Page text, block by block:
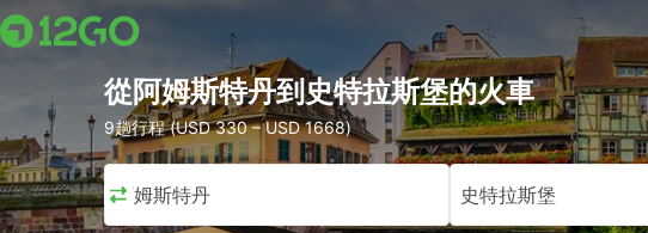
從阿姆斯特丹到史特拉斯堡的火車
9趟行程 (USD 330 – USD 1668)
阿姆斯特丹 史特拉斯堡